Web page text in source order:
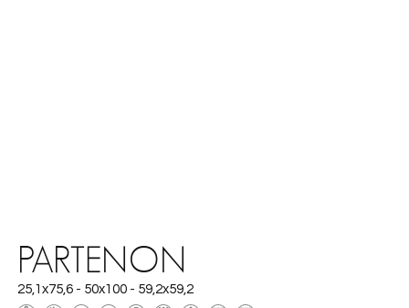
PARTENON
25,1x75,6 - 50x100 - 59,2x59,2